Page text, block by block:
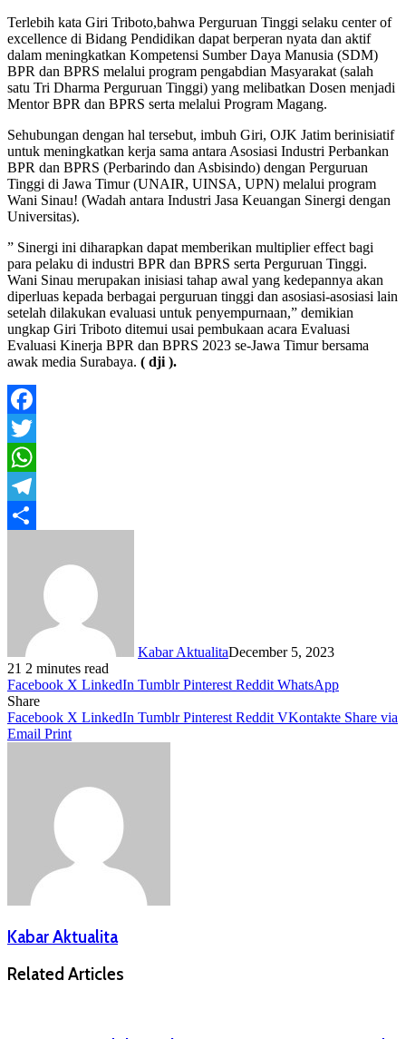
Terlebih kata Giri Triboto,bahwa Perguruan Tinggi selaku center of
excellence di Bidang Pendidikan dapat berperan nyata dan aktif
dalam meningkatkan Kompetensi Sumber Daya Manusia (SDM)
BPR dan BPRS melalui program pengabdian Masyarakat (salah
satu Tri Dharma Perguruan Tinggi) yang melibatkan Dosen menjadi
Mentor BPR dan BPRS serta melalui Program Magang.
Sehubungan dengan hal tersebut, imbuh Giri, OJK Jatim berinisiatif
untuk meningkatkan kerja sama antara Asosiasi Industri Perbankan
BPR dan BPRS (Perbarindo dan Asbisindo) dengan Perguruan
Tinggi di Jawa Timur (UNAIR, UINSA, UPN) melalui program
Wani Sinau! (Wadah antara Industri Jasa Keuangan Sinergi dengan
Universitas).
” Sinergi ini diharapkan dapat memberikan multiplier effect bagi
para pelaku di industri BPR dan BPRS serta Perguruan Tinggi.
Wani Sinau merupakan inisiasi tahap awal yang kedepannya akan
diperluas kepada berbagai perguruan tinggi dan asosiasi-asosiasi lain
setelah dilakukan evaluasi untuk penyempurnaan,” demikian
ungkap Giri Triboto ditemui usai pembukaan acara Evaluasi
Evaluasi Kinerja BPR dan BPRS 2023 se-Jawa Timur bersama
awak media Surabaya. ( dji ).
Facebook
Twitter
WhatsApp
Telegram
Kabar AktualitaDecember 5, 2023
21 2 minutes read
Facebook X LinkedIn Tumblr Pinterest Reddit WhatsApp
Share
Facebook X LinkedIn Tumblr Pinterest Reddit VKontakte Share via
Email Print
Kabar Aktualita
Related Articles